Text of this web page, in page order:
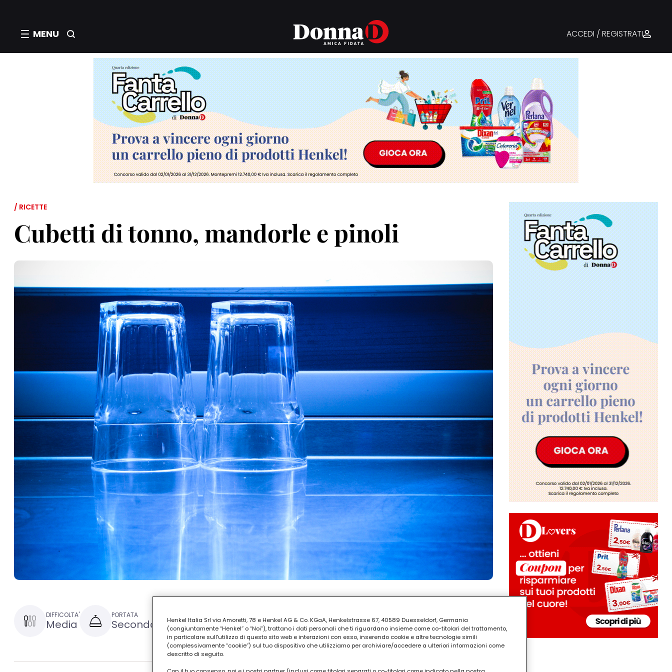
MENU ACCEDI / REGISTRATI
/ RICETTE
Cubetti di tonno, mandorle e pinoli
DIFFICOLTA'
Media
PORTATA
Secondo 1 ora e 30
Henkel Italia Srl via Amoretti, 78 e Henkel AG & Co. KGaA, Henkelstrasse 67, 40589 Duesseldorf, Germania
(congiuntamente “Henkel” o “Noi”), trattano i dati personali che ti riguardano insieme come co-titolari del trattamento,
in particolare sull'utilizzo di questo sito web e interazioni con esso, inserendo cookie e altre tecnologie simili
(complessivamente “cookie”) sul tuo dispositivo che utilizziamo per archiviare/accedere a ulteriori informazioni come
descritto di seguito.